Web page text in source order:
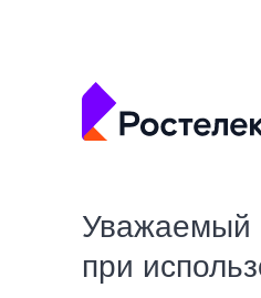
Уважаемый
при